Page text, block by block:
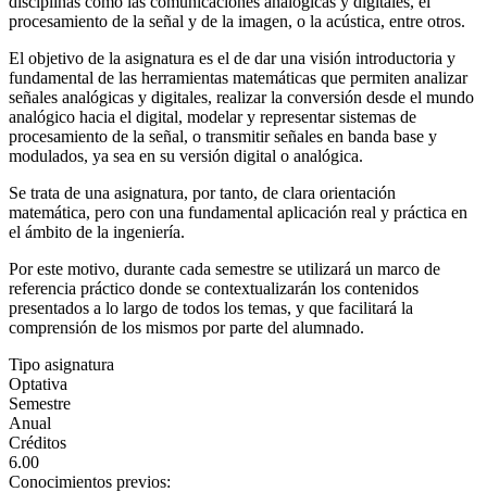
procesamiento de la señal y de la imagen, o la acústica, entre otros.
El objetivo de la asignatura es el de dar una visión introductoria y
fundamental de las herramientas matemáticas que permiten analizar
señales analógicas y digitales, realizar la conversión desde el mundo
analógico hacia el digital, modelar y representar sistemas de
procesamiento de la señal, o transmitir señales en banda base y
modulados, ya sea en su versión digital o analógica.
Se trata de una asignatura, por tanto, de clara orientación
matemática, pero con una fundamental aplicación real y práctica en
el ámbito de la ingeniería.
Por este motivo, durante cada semestre se utilizará un marco de
referencia práctico donde se contextualizarán los contenidos
presentados a lo largo de todos los temas, y que facilitará la
comprensión de los mismos por parte del alumnado.
Tipo asignatura
Optativa
Semestre
Anual
Créditos
6.00
Conocimientos previos: